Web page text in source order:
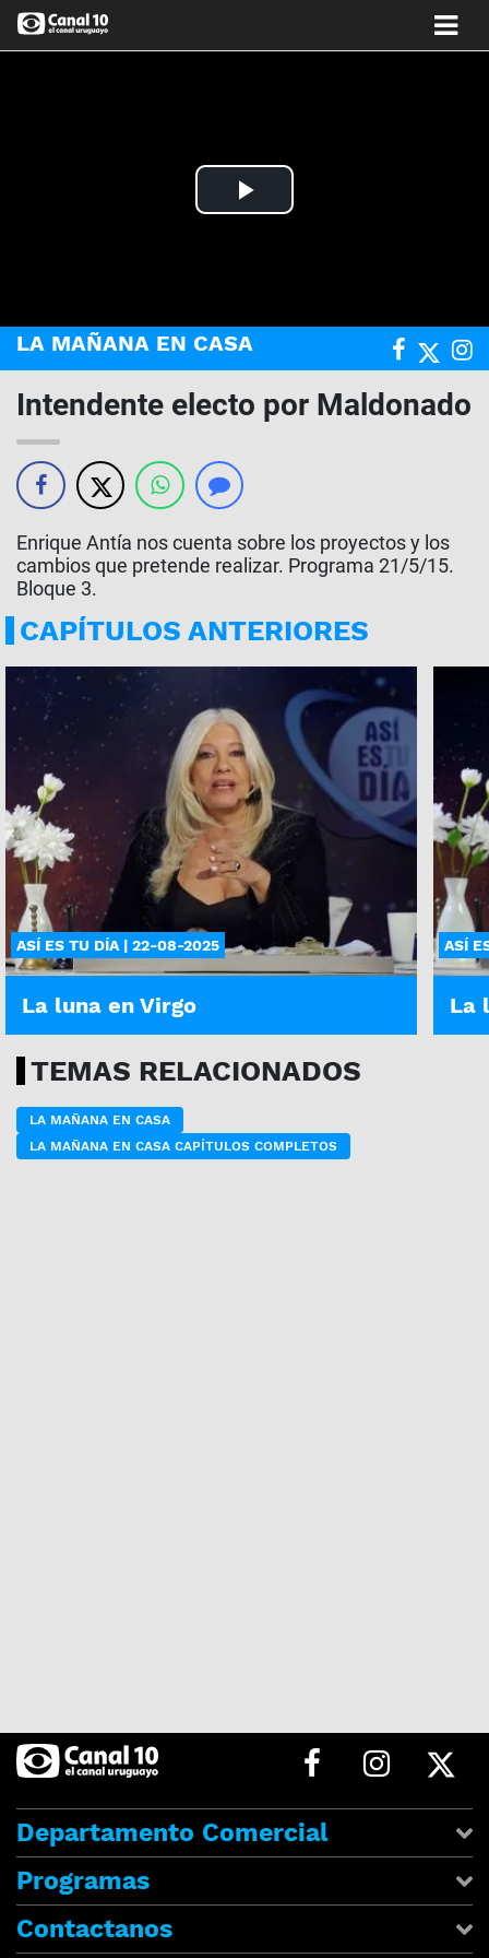
Play
LA MAÑANA EN CASA
Intendente electo por Maldonado
Enrique Antía nos cuenta sobre los proyectos y los
cambios que pretende realizar. Programa 21/5/15.
Bloque 3.
CAPÍTULOS ANTERIORES
ASÍ ES TU DÍA | 22-08-2025
La luna en Virgo
ASÍ
La
TEMAS RELACIONADOS
LA MAÑANA EN CASA
LA MAÑANA EN CASA CAPÍTULOS COMPLETOS
Departamento Comercial
Programas
Contactanos